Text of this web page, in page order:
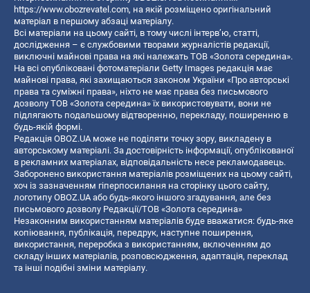
https://www.obozrevatel.com, на якій розміщено оригінальний
матеріал в першому абзаці матеріалу.
Всі матеріали на цьому сайті, в тому числі інтерв’ю, статті,
дослідження – є службовими творами журналістів редакції,
виключні майнові права на які належать ТОВ «Золота середина».
На всі опубліковані фотоматеріали Getty Images редакція має
майнові права, які захищаються законом України «Про авторські
права та суміжні права», ніхто не має права без письмового
дозволу ТОВ «Золота середина» їх використовувати, вони не
підлягають подальшому відтворенню, перекладу, поширенню в
будь-якій формі.
Редакція OBOZ.UA може не поділяти точку зору, викладену в
авторському матеріалі. За достовірність інформації, опублікованої
в рекламних матеріалах, відповідальність несе рекламодавець.
Заборонено використання матеріалів розміщених на цьому сайті,
хоч із зазначенням гіперпосилання на сторінку цього сайту,
логотипу OBOZ.UA або будь-якого іншого згадування, але без
письмового дозволу Редакції/ТОВ «Золота середина»
Незаконним використанням матеріалів буде вважатися: будь-яке
копiювання, публiкацiя, передрук, наступне поширення,
використання, переробка з використанням, включенням до
складу інших матеріалів, розповсюдження, адаптація, переклад
та інші подібні зміни матеріалу.